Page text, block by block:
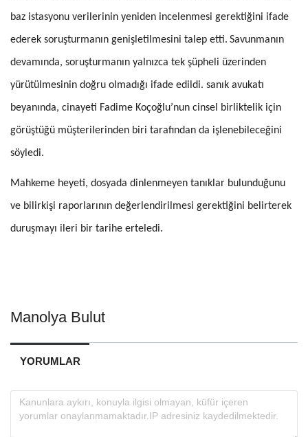
baz istasyonu verilerinin yeniden incelenmesi gerektiğini ifade
ederek soruşturmanın genişletilmesini talep etti. Savunmanın
devamında, soruşturmanın yalnızca tek şüpheli üzerinden
yürütülmesinin doğru olmadığı ifade edildi. sanık avukatı
beyanında, cinayeti Fadime Koçoğlu’nun cinsel birliktelik için
görüştüğü müşterilerinden biri tarafından da işlenebileceğini
söyledi.
Mahkeme heyeti, dosyada dinlenmeyen tanıklar bulunduğunu
ve bilirkişi raporlarının değerlendirilmesi gerektiğini belirterek
duruşmayı ileri bir tarihe erteledi.
Manolya Bulut
YORUMLAR